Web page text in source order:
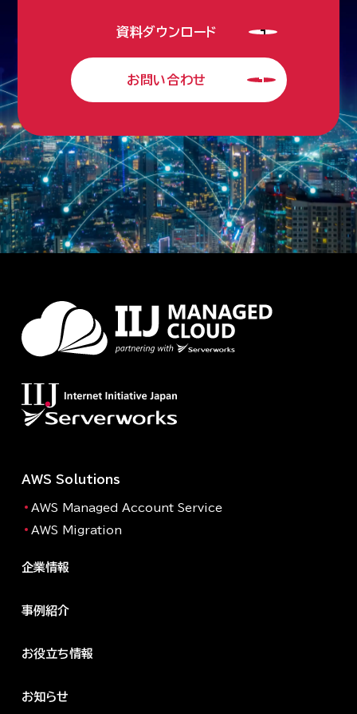
資料ダウンロード
お問い合わせ
AWS Solutions
AWS Managed Account Service
AWS Migration
企業情報
事例紹介
お役立ち情報
お知らせ